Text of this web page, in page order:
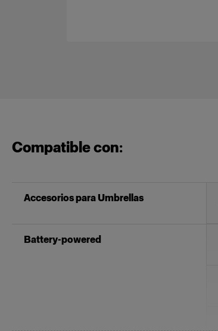
Compatible con:
Accesorios para Umbrellas
Battery-powered